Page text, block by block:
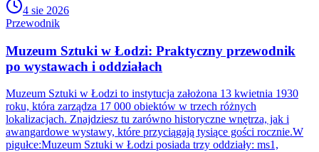
4 sie 2026
Przewodnik
Muzeum Sztuki w Łodzi: Praktyczny przewodnik
po wystawach i oddziałach
Muzeum Sztuki w Łodzi to instytucja założona 13 kwietnia 1930
roku, która zarządza 17 000 obiektów w trzech różnych
lokalizacjach. Znajdziesz tu zarówno historyczne wnętrza, jak i
awangardowe wystawy, które przyciągają tysiące gości rocznie.W
pigułce:Muzeum Sztuki w Łodzi posiada trzy oddziały: ms1,